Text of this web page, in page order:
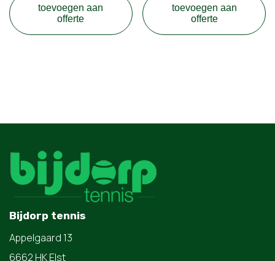
toevoegen aan
offerte
toevoegen aan
offerte
Bijdorp tennis
Appelgaard 13
6662 HK Elst